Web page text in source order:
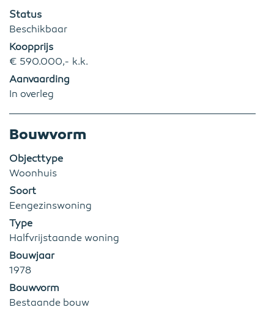
Status
Beschikbaar
Koopprijs
€ 590.000,- k.k.
Aanvaarding
In overleg
Bouwvorm
Objecttype
Woonhuis
Soort
Eengezinswoning
Type
Halfvrijstaande woning
Bouwjaar
1978
Bouwvorm
Bestaande bouw